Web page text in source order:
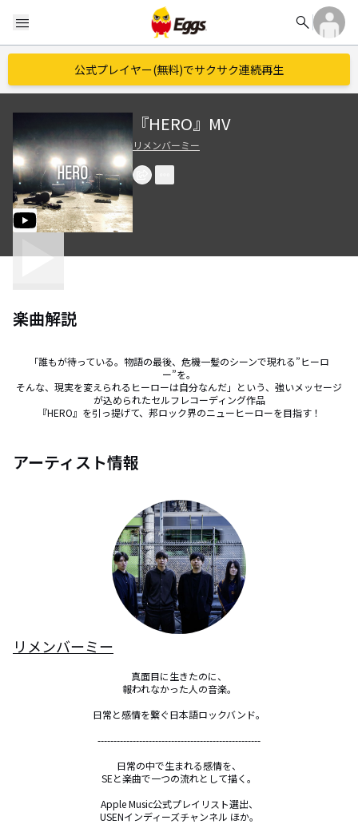
menu search
公式プレイヤー(無料)でサクサク連続再生
『HERO』MV
リメンバーミー
楽曲解説
「誰もが待っている。物語の最後、危機一髪のシーンで現れる”ヒーロ
ー”を。
そんな、現実を変えられるヒーローは自分なんだ」という、強いメッセージ
が込められたセルフレコーディング作品
『HERO』を引っ提げて、邦ロック界のニューヒーローを目指す！
アーティスト情報
リメンバーミー
真面目に生きたのに、
報われなかった人の音楽。
日常と感情を繋ぐ日本語ロックバンド。
---------------------------------------------------
日常の中で生まれる感情を、
SEと楽曲で一つの流れとして描く。
Apple Music公式プレイリスト選出、
USENインディーズチャンネル ほか。